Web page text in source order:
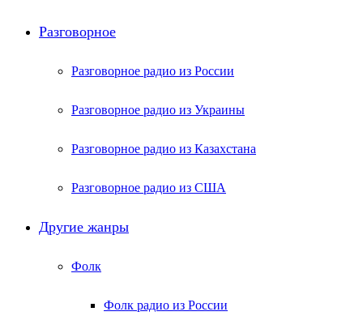
Разговорное
Разговорное радио из России
Разговорное радио из Украины
Разговорное радио из Казахстана
Разговорное радио из США
Другие жанры
Фолк
Фолк радио из России